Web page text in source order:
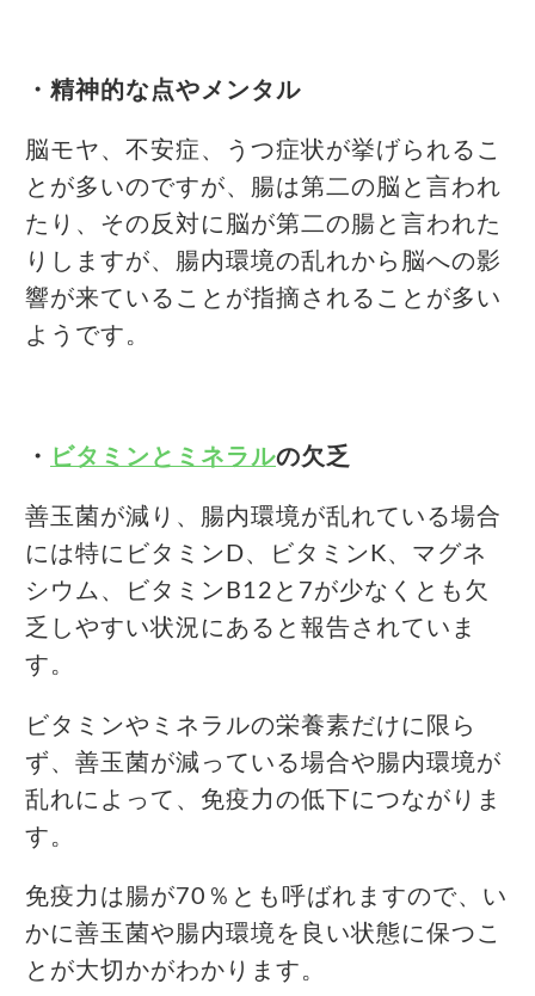
・精神的な点やメンタル
脳モヤ、不安症、うつ症状が挙げられるこ
とが多いのですが、腸は第二の脳と言われ
たり、その反対に脳が第二の腸と言われた
りしますが、腸内環境の乱れから脳への影
響が来ていることが指摘されることが多い
ようです。
・ ビタミンとミネラルの欠乏
善玉菌が減り、腸内環境が乱れている場合
には特にビタミンD、ビタミンK、マグネ
シウム、ビタミンB12と7が少なくとも欠
乏しやすい状況にあると報告されていま
す。
ビタミンやミネラルの栄養素だけに限ら
ず、善玉菌が減っている場合や腸内環境が
乱れによって、免疫力の低下につながりま
す。
免疫力は腸が70％とも呼ばれますので、い
かに善玉菌や腸内環境を良い状態に保つこ
とが大切かがわかります。